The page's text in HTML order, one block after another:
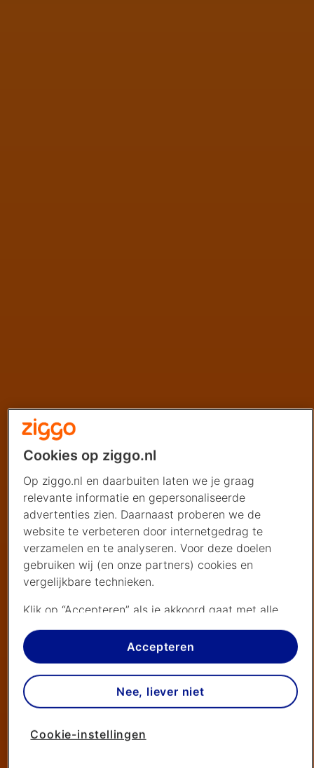
Cookies op ziggo.nl
Op ziggo.nl en daarbuiten laten we je graag
relevante informatie en gepersonaliseerde
advertenties zien. Daarnaast proberen we de
website te verbeteren door internetgedrag te
verzamelen en te analyseren. Voor deze doelen
gebruiken wij (en onze partners) cookies en
vergelijkbare technieken.
Klik op “Accepteren” als je akkoord gaat met alle
cookies. Kies je voor “Nee, liever niet”, dan plaatsen
we alleen strikt noodzakelijke cookies om de
website goed te laten werken. Dat betekent dat we
geen vormen van personalisatie toepassen.
Via cookie instellingen kan je zelf bepalen welke
wijzigen of intrekken op de
Accepteren
Nee, liever niet
Cookie-instellingen